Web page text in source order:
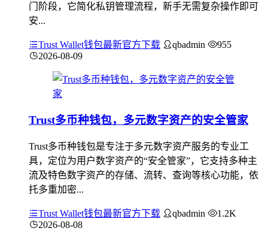
门阶段，它简化私钥管理流程，新手无需复杂操作即可
安...
Trust Wallet钱包最新官方下载 qbadmin
955
2026-08-09
Trust多币种钱包，多元数字资产的安全管家
Trust多币种钱包是专注于多元数字资产服务的专业工
具，定位为用户数字资产的“安全管家”，它支持多种主
流及特色数字资产的存储、流转、查询等核心功能，依
托多重加密...
Trust Wallet钱包最新官方下载 qbadmin
1.2K
2026-08-08